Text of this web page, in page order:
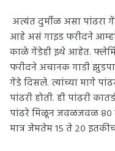
अत्यंत दुर्मीळ असा पांढरा
आहे असं गाइड फरीदने
काळे गेंडेही इथे आहेत.
फरीदने अचानक गाडी
गेंडे दिसले. त्यांच्या मागे
पांढरी होती. ही पांढरी
पांढरे मिळून जवळजवळ ८०
मात्र जेमतेम १५ ते २०